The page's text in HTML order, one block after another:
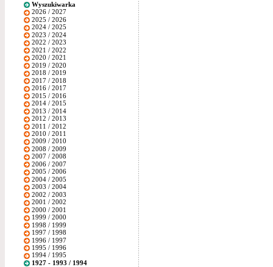
Wyszukiwarka
2026 / 2027
2025 / 2026
2024 / 2025
2023 / 2024
2022 / 2023
2021 / 2022
2020 / 2021
2019 / 2020
2018 / 2019
2017 / 2018
2016 / 2017
2015 / 2016
2014 / 2015
2013 / 2014
2012 / 2013
2011 / 2012
2010 / 2011
2009 / 2010
2008 / 2009
2007 / 2008
2006 / 2007
2005 / 2006
2004 / 2005
2003 / 2004
2002 / 2003
2001 / 2002
2000 / 2001
1999 / 2000
1998 / 1999
1997 / 1998
1996 / 1997
1995 / 1996
1994 / 1995
1927 - 1993 / 1994